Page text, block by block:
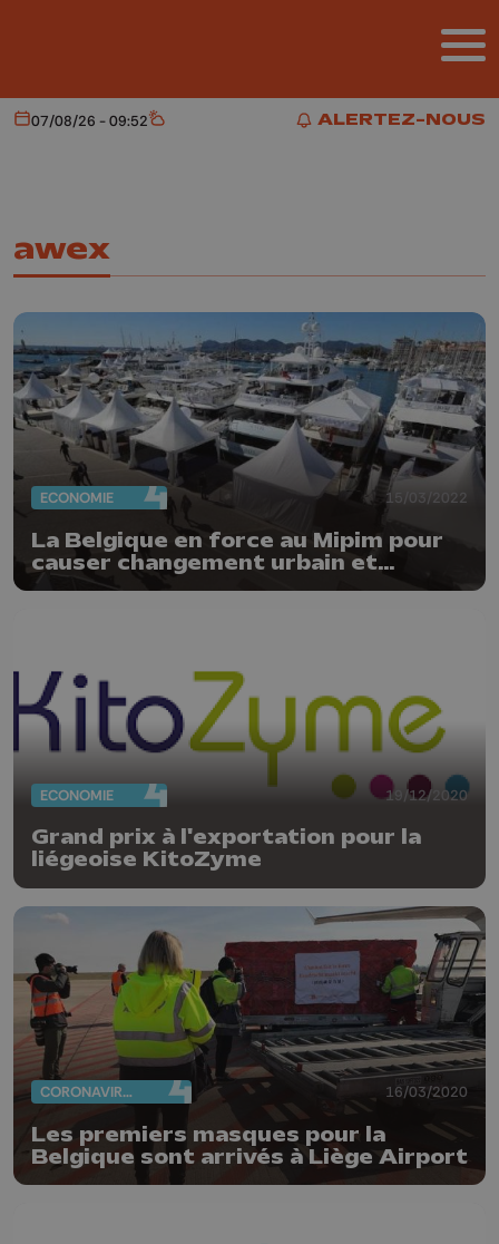
ALERTEZ-NOUS
ALERTEZ-NOUS
Aujourd'hui
07/08/26 - 09:52 Météo
awex
ECONOMIE 15/03/2022
La Belgique en force au Mipim pour
causer changement urbain et
développement durable
ECONOMIE 19/12/2020
Grand prix à l'exportation pour la
liégeoise KitoZyme
CORONAVIRUS 16/03/2020
Les premiers masques pour la
Belgique sont arrivés à Liège Airport